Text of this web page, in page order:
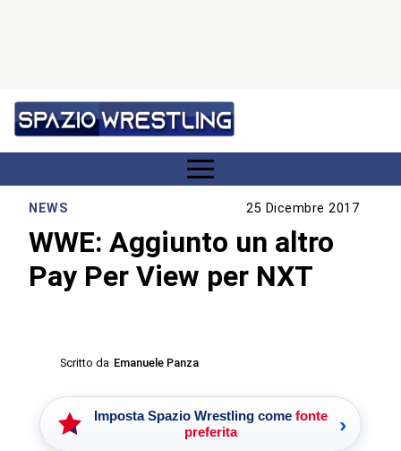
NEWS 25 Dicembre 2017
WWE: Aggiunto un altro
Pay Per View per NXT
Scritto da Emanuele Panza
Imposta Spazio Wrestling come fonte
preferita
›